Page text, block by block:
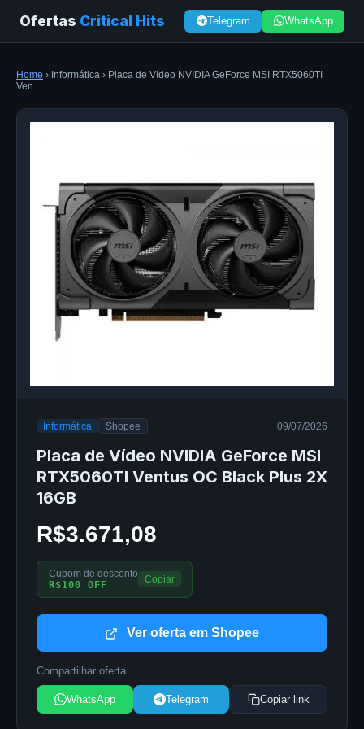
Ofertas Critical Hits Telegram WhatsApp
Home › Informática › Placa de Vídeo NVIDIA GeForce MSI RTX5060TI
Ven...
Informática Shopee 09/07/2026
Placa de Vídeo NVIDIA GeForce MSI
RTX5060TI Ventus OC Black Plus 2X
16GB
R$3.671,08
Cupom de desconto
R$100 OFF
Copiar
Ver oferta em Shopee
Compartilhar oferta
WhatsApp Telegram Copiar link